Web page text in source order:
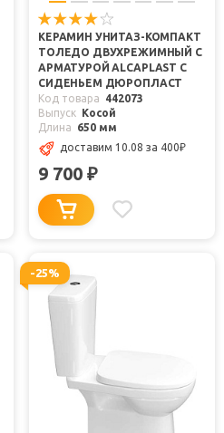
КЕРАМИН УНИТАЗ-КОМПАКТ
ТОЛЕДО ДВУХРЕЖИМНЫЙ С
АРМАТУРОЙ ALCAPLAST С
СИДЕНЬЕМ ДЮРОПЛАСТ
Код товара
442073
Выпуск Косой
Длина
650 мм
доставим 10.08 за 400₽
9 700 ₽
-25%